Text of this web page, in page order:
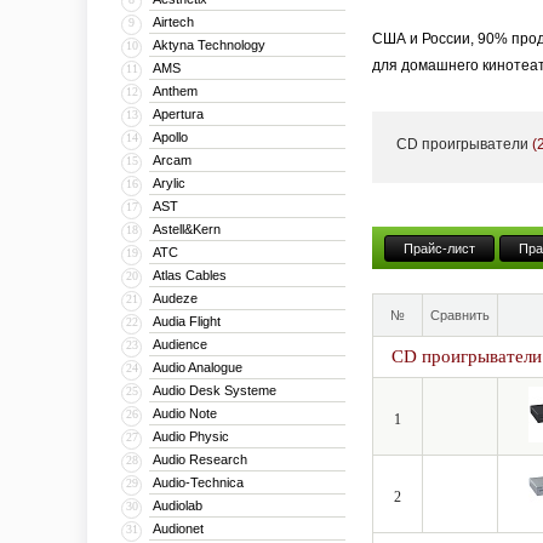
9 Airtech
10 Aktyna Technology
11 AMS
12 Anthem
13 Apertura
14 Apollo
15 Arcam
16 Arylic
17 AST
18 Astell&Kern
19 ATC
20 Atlas Cables
21 Audeze
22 Audia Flight
23 Audience
24 Audio Analogue
25 Audio Desk Systeme
26 Audio Note
27 Audio Physic
28 Audio Research
29 Audio-Technica
30 Audiolab
31 Audionet
США и России, 90%
для домашнего
Его брат Дэвид Эванс
Крис Шорт –
работы.
выпускает на рынок
CD проигрыватели
Прайс-лист
№ Сравнить
CD проигрыватели
1
2